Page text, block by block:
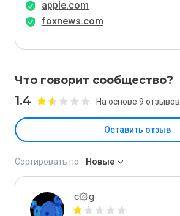
apple.com
foxnews.com
Что говорит сообщество?
1.4 На основе 9 отзывов
Оставить отзыв
Сортировать по: Новые
c۞g